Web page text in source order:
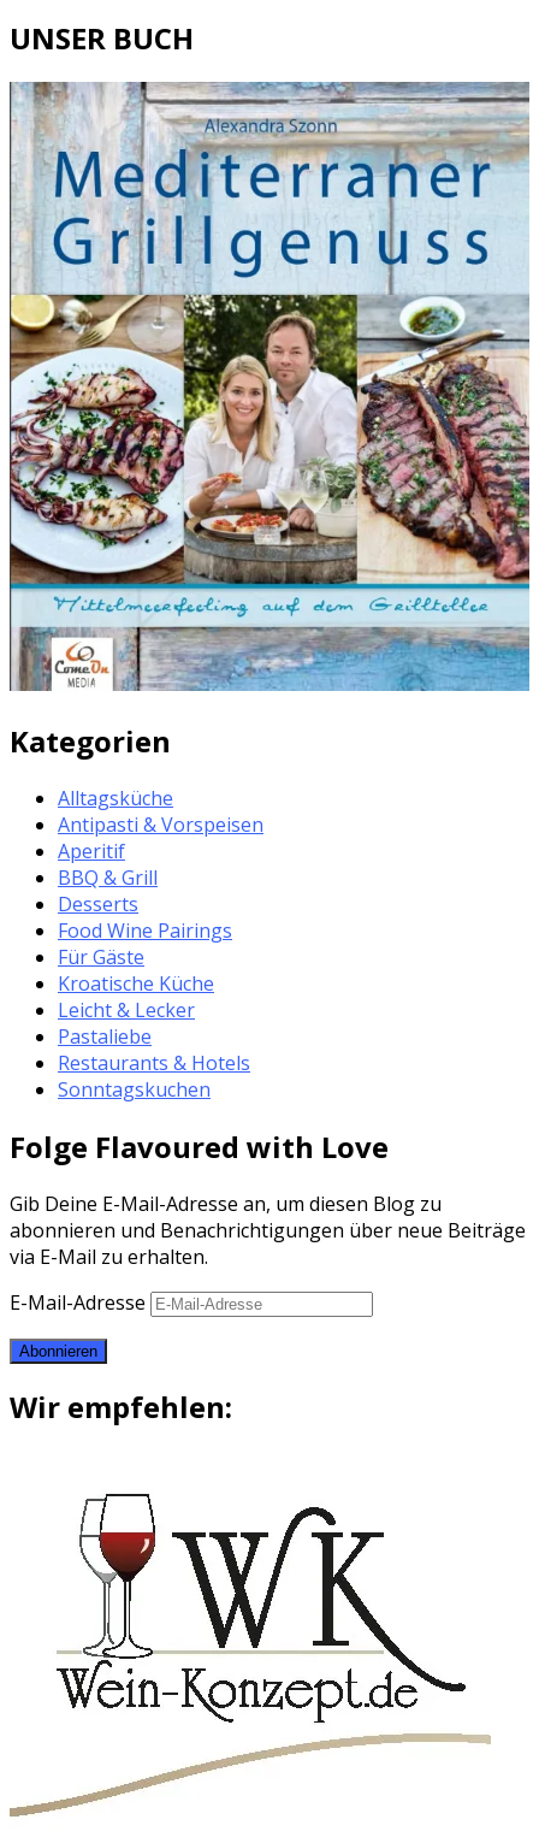
UNSER BUCH
Kategorien
Alltagsküche
Antipasti & Vorspeisen
Aperitif
BBQ & Grill
Desserts
Food Wine Pairings
Für Gäste
Kroatische Küche
Leicht & Lecker
Pastaliebe
Restaurants & Hotels
Sonntagskuchen
Folge Flavoured with Love
Gib Deine E-Mail-Adresse an, um diesen Blog zu
abonnieren und Benachrichtigungen über neue Beiträge
via E-Mail zu erhalten.
E-Mail-Adresse
Abonnieren
Wir empfehlen: